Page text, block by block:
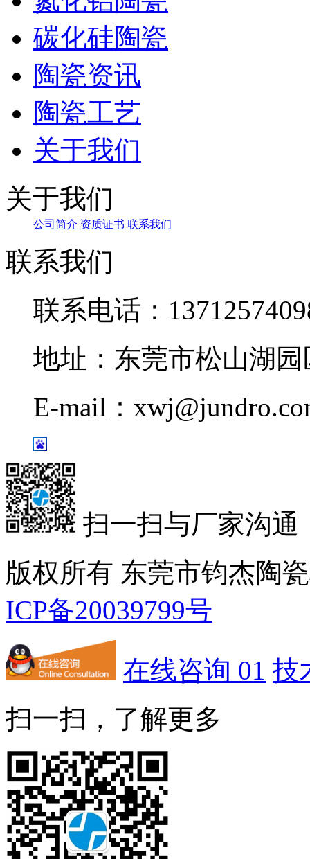
碳化硅陶瓷
陶瓷资讯
陶瓷工艺
关于我们
关于我们
公司简介 资质证书 联系我们
联系我们
联系电话：
地址：东莞市松山湖
E-mail：
扫一扫与厂家沟通
版权所有 东莞市钧杰
ICP备20039799号
在线咨询 01 技
扫一扫，了解更多